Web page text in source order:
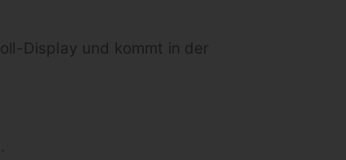
Display und kommt in der